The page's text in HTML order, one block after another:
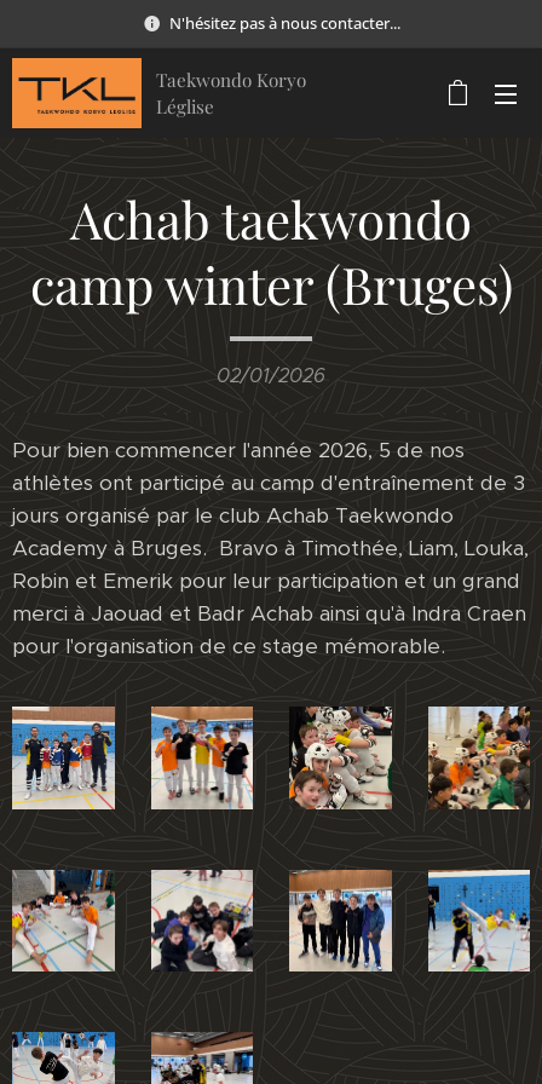
N'hésitez pas à nous contacter...
Taekwondo Koryo
Léglise
Achab taekwondo
camp winter (Bruges)
02/01/2026
Pour bien commencer l'année 2026, 5 de nos
athlètes ont participé au camp d'entraînement de 3
jours organisé par le club Achab Taekwondo
Academy à Bruges. Bravo à Timothée, Liam, Louka,
Robin et Emerik pour leur participation et un grand
merci à Jaouad et Badr Achab ainsi qu'à Indra Craen
pour l'organisation de ce stage mémorable.